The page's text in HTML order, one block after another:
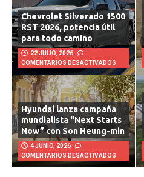
Chevrolet Silverado 1500
RST 2026, potencia útil
para todo camino
22 JULIO, 2026
COMENTARIOS DESACTIVADOS
Hyundai lanza campaña
mundialista “Next Starts
Now” con Son Heung-min
4 JUNIO, 2026
COMENTARIOS DESACTIVADOS